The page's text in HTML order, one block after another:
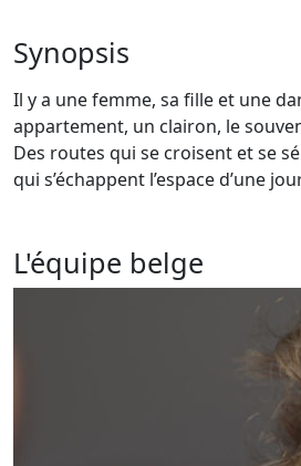
Synopsis
Il y a une femme, sa fille et une
appartement, un clairon, le
Des routes qui se croisent et se
qui s’échappent l’espace d’une
L'équipe belge